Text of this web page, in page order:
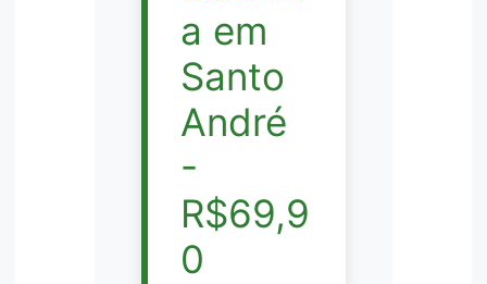
a em
Santo
André
-
R$69,9
0